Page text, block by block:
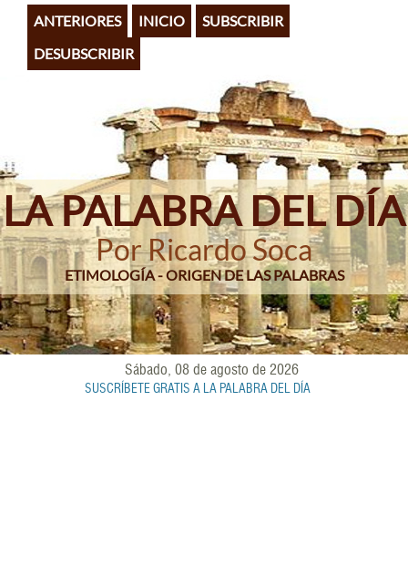
Pasar
contenido
principal
ANTERIORES INICIO
SUBSCRIBIR
DESUBSCRIBIR
LA PALABRA DEL DÍA
Por Ricardo Soca
ETIMOLOGÍA - ORIGEN DE LAS PALABRAS
Sábado, 08 de agosto de 2026
SUSCRÍBETE GRATIS A LA PALABRA DEL DÍA